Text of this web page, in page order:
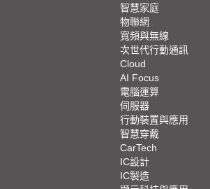
智慧家庭
物聯網
寬頻與無線
次世代行動通訊
Cloud
AI Focus
電腦運算
伺服器
行動裝置與應用
智慧穿戴
CarTech
IC設計
IC製造